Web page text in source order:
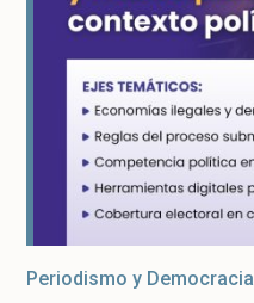
Periodismo y Democracia